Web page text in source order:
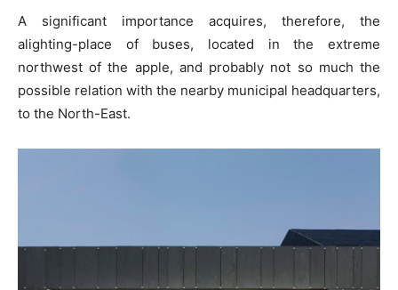
A significant importance acquires, therefore, the
alighting-place of buses, located in the extreme
northwest of the apple, and probably not so much the
possible relation with the nearby municipal headquarters,
to the North-East.